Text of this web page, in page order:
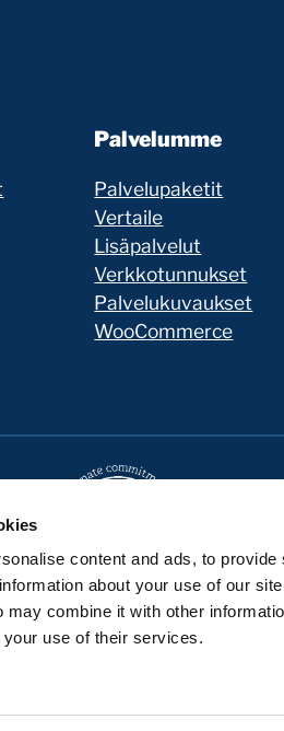
content and ads, to
about your use of our
combine it with other
use of their services.
Palvelumme
Palvelupaketit
Vertaile
Lisäpalvelut
Verkkotunnukset
Palvelukuvaukset
WooCommerce
Seravo